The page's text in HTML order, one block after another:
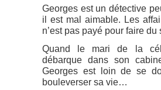
Georges est un détective
il est mal aimable. Les
n’est pas payé pour faire
Quand le mari de la
débarque dans son
Georges est loin de se
bouleverser sa vie…